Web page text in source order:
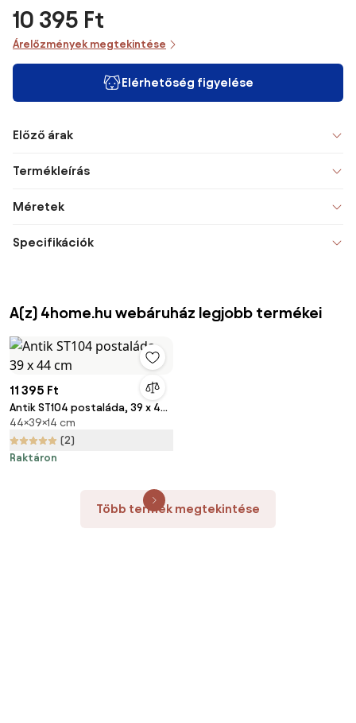
10 395 Ft
Árelőzmények megtekintése
Elérhetőség figyelése
Előző árak
Termékleírás
Méretek
Specifikációk
A(z) 4home.hu webáruház legjobb termékei
11 395 Ft
Antik ST104 postaláda, 39 x 44
cm
44×39×14 cm
(2)
Raktáron
Több termék megtekintése